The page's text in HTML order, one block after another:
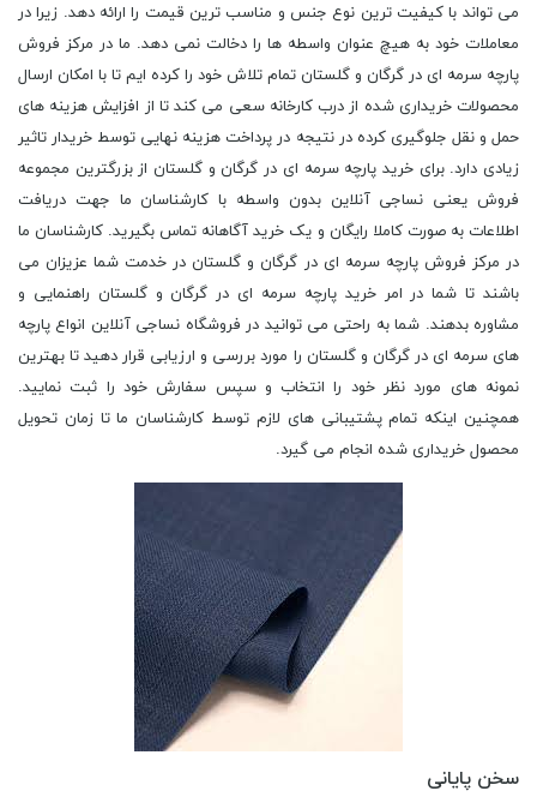
می ‌تواند با کیفیت ترین نوع جنس و مناسب ترین قیمت را ارائه دهد. زیرا در
معاملات خود به هیچ عنوان واسطه ها را دخالت نمی دهد. ما در مرکز فروش
پارچه سرمه ای در گرگان و گلستان تمام تلاش خود را کرده ایم تا با امکان ارسال
محصولات خریداری شده از درب کارخانه سعی می کند تا از افزایش هزینه های
حمل و نقل جلوگیری کرده در نتیجه در پرداخت هزینه نهایی توسط خریدار تاثیر
زیادی دارد. برای خرید پارچه سرمه ای در گرگان و گلستان از بزرگترین مجموعه
فروش یعنی نساجی آنلاین بدون واسطه با کارشناسان ما جهت دریافت
اطلاعات به صورت کاملا رایگان و یک خرید آگاهانه تماس بگیرید. کارشناسان ما
در مرکز فروش پارچه سرمه ای در گرگان و گلستان در خدمت شما عزیزان می
باشند تا شما در امر خرید پارچه سرمه ای در گرگان و گلستان راهنمایی و
مشاوره بدهند. شما به راحتی می توانید در فروشگاه نساجی آنلاین انواع پارچه
های سرمه ای در گرگان و گلستان را مورد بررسی و ارزیابی قرار دهید تا بهترین
نمونه های مورد نظر خود را انتخاب و سپس سفارش خود را ثبت نمایید.
همچنین اینکه تمام پشتیبانی های لازم توسط کارشناسان ما تا زمان تحویل
محصول خریداری شده انجام می گیرد.
سخن پایانی